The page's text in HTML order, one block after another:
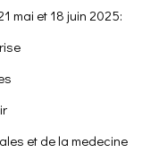
mai et 18 juin 2025:
et de la medecine